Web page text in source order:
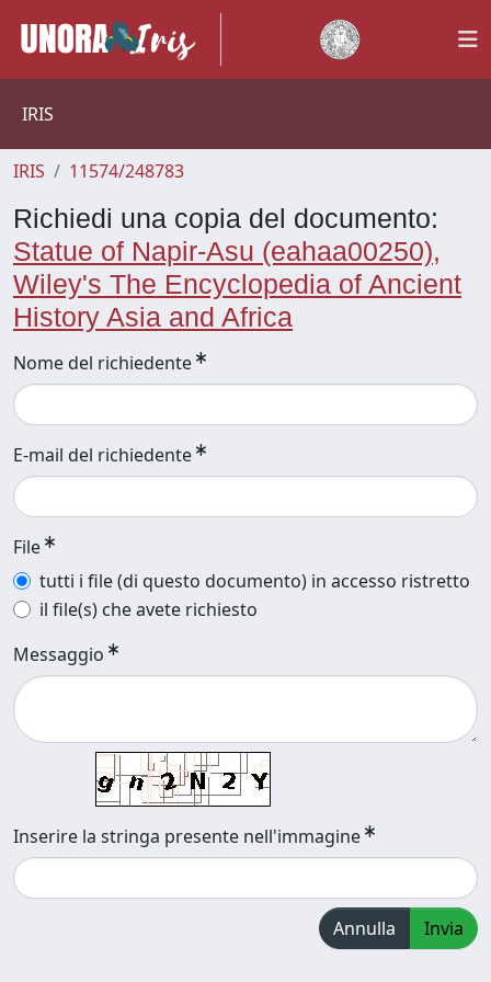
IRIS
IRIS 11574/248783
Richiedi una copia del documento:
Statue of Napir-Asu (eahaa00250),
Wiley's The Encyclopedia of Ancient
History Asia and Africa
Nome del richiedente
E-mail del richiedente
File
tutti i file (di questo documento) in accesso ristretto
il file(s) che avete richiesto
Messaggio
Inserire la stringa presente nell'immagine
Annulla Invia